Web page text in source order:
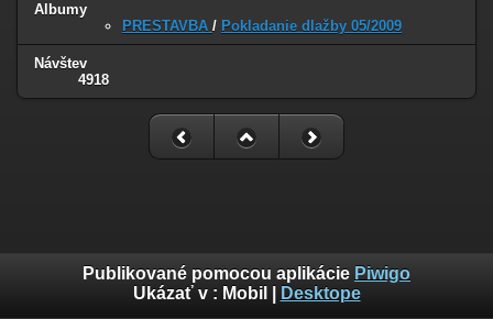
Albumy
PRESTAVBA / Pokladanie dlažby 05/2009
Návštev
4918
Publikované pomocou aplikácie Piwigo
Ukázať v : Mobil Desktope